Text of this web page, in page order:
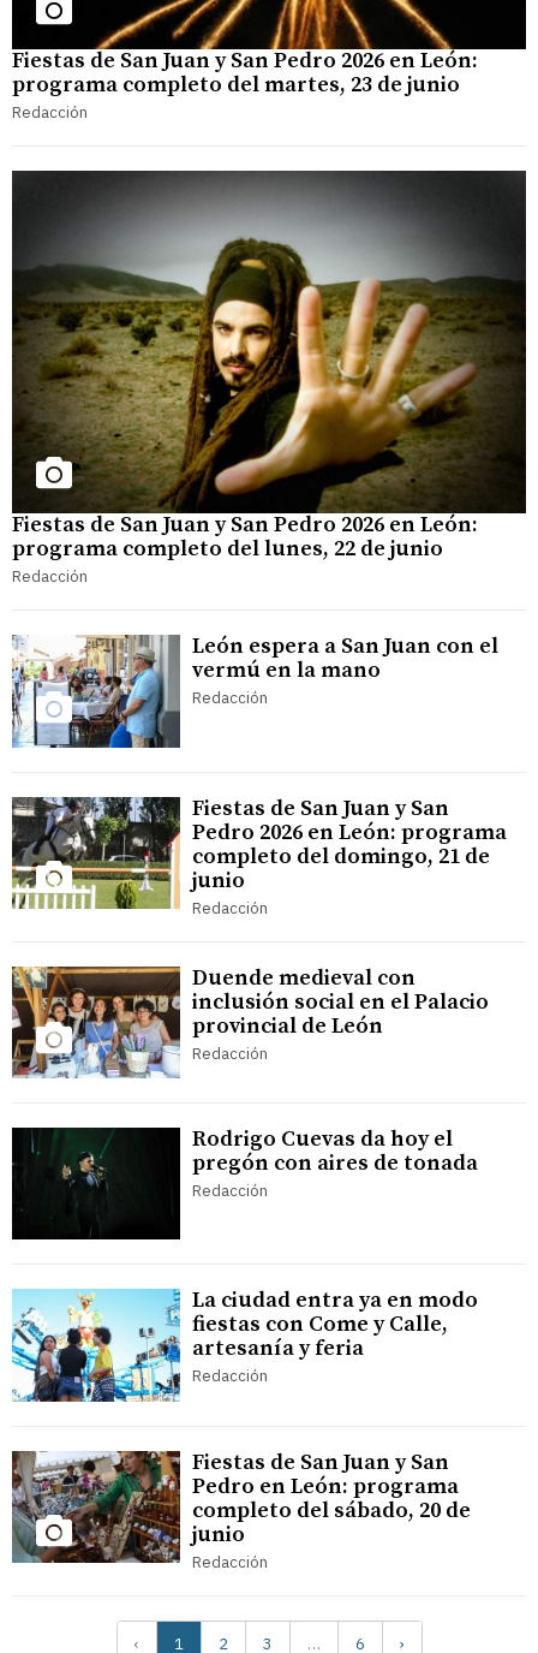
Fiestas de San Juan y San Pedro 2026 en León:
programa completo del martes, 23 de junio
Redacción
Fiestas de San Juan y San Pedro 2026 en León:
programa completo del lunes, 22 de junio
Redacción
León espera a San Juan con el
vermú en la mano
Redacción
Fiestas de San Juan y San
Pedro 2026 en León: programa
completo del domingo, 21 de
junio
Redacción
Duende medieval con
inclusión social en el Palacio
provincial de León
Redacción
Rodrigo Cuevas da hoy el
pregón con aires de tonada
Redacción
La ciudad entra ya en modo
fiestas con Come y Calle,
artesanía y feria
Redacción
Fiestas de San Juan y San
Pedro en León: programa
completo del sábado, 20 de
junio
Redacción
‹ 1 2 3 … 6 ›